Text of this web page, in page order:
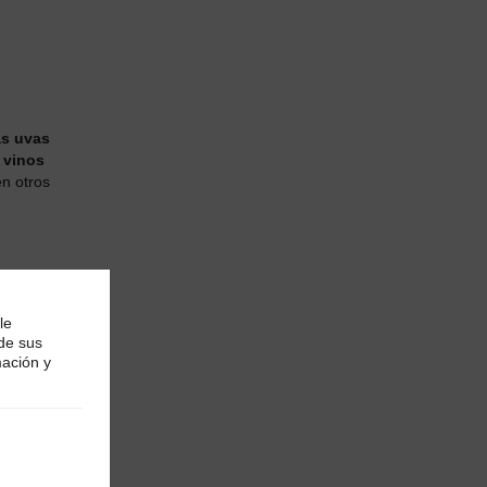
uvas
vinos
otros
y
sus
y